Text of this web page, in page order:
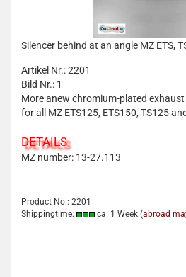
Silencer behind at an angle MZ ETS,
Artikel Nr.: 2201
Bild Nr.: 1
More anew chromium-plated
for all MZ ETS125, ETS150, TS125
DETAILS
MZ number: 13-27.113
Product No.: 2201
Shippingtime:
ca. 1 Week (abroad